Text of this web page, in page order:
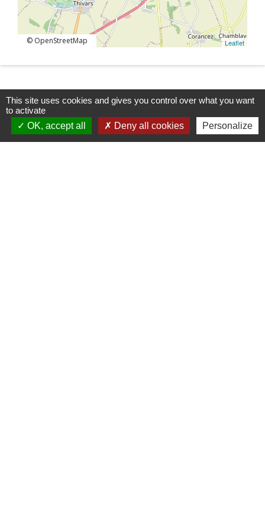
Leaflet
© OpenStreetMap
This site uses cookies and gives you control over what you want
to activate
OK, accept all
Deny all cookies Personalize